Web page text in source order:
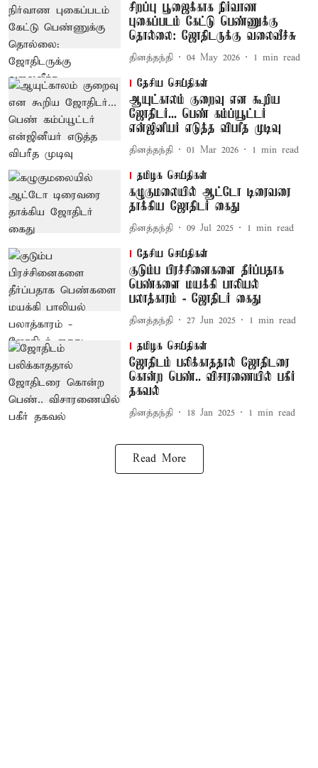
சிறப்பு பூஜைக்காக நிர்வாண
புகைப்படம் கேட்டு பெண்ணுக்கு
தொல்லை: ஜோதிடருக்கு வலைவீச்சு
தினத்தந்தி 04 May 2026 1 min read
தேசிய செய்திகள்
ஆயுட்காலம் குறைவு என கூறிய
ஜோதிடர்... பெண் கம்ப்யூட்டர்
என்ஜினீயர் எடுத்த விபரீத முடிவு
தினத்தந்தி 01 Mar 2026 1 min read
தமிழக செய்திகள்
கழுகுமலையில் ஆட்டோ டிரைவரை
தாக்கிய ஜோதிடர் கைது
தினத்தந்தி 09 Jul 2025 1 min read
தேசிய செய்திகள்
குடும்ப பிரச்சினைகளை தீர்ப்பதாக
பெண்களை மயக்கி பாலியல்
பலாத்காரம் - ஜோதிடர் கைது
தினத்தந்தி 27 Jun 2025 1 min read
தமிழக செய்திகள்
ஜோதிடம் பலிக்காததால் ஜோதிடரை
கொன்ற பெண்.. விசாரணையில் பகீர்
தகவல்
தினத்தந்தி 18 Jan 2025 1 min read
Read More